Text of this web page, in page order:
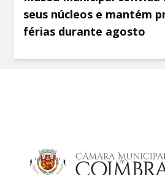
seus núcleos e mantém
férias durante agosto